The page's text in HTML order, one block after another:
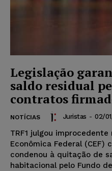
Legislação
saldo residual
contratos
NOTÍCIAS Juristas - 02/
TRF1 julgou
Econômica Federal (CEF)
condenou à quitação de
habitacional pelo Fundo